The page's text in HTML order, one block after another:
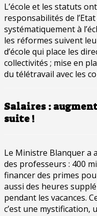
L’école et les statuts
responsabilités de
systématiquement à
les réformes suivent
d’école qui place les
collectivités ; mise en
du télétravail avec les
Salaires :
suite !
Le Ministre Blanquer a
des professeurs : 400
financer des primes
aussi des heures
pendant les vacances.
c’est une mystification,